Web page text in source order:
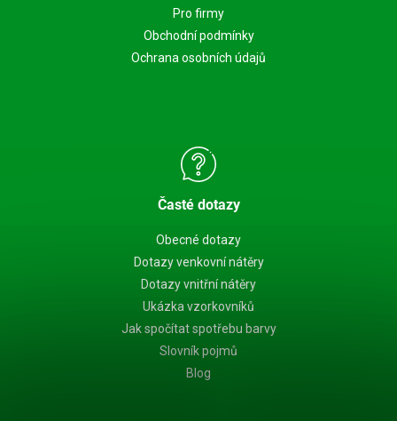
Pro firmy
Obchodní podmínky
Ochrana osobních údajů
Časté dotazy
Obecné dotazy
Dotazy venkovní nátěry
Dotazy vnitřní nátěry
Ukázka vzorkovníků
Jak spočítat spotřebu barvy
Slovník pojmů
Blog